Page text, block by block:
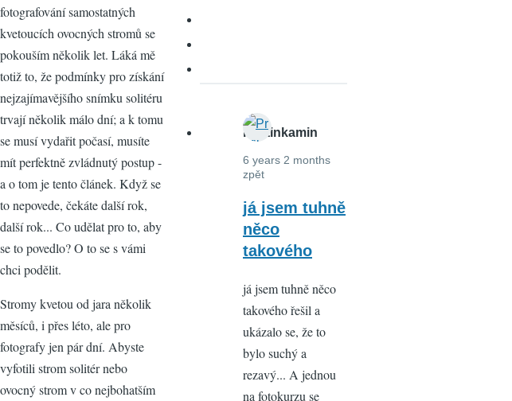
fotografování samostatných
kvetoucích ovocných stromů se
pokouším několik let. Láká mě
totiž to, že podmínky pro získání
nejzajímavějšího snímku solitéru
trvají několik málo dní; a k tomu
se musí vydařit počasí, musíte
mít perfektně zvládnutý postup -
a o tom je tento článek. Když se
to nepovede, čekáte další rok,
další rok... Co udělat pro to, aby
se to povedlo? O to se s vámi
chci podělit.
Stromy kvetou od jara několik
měsíců, i přes léto, ale pro
fotografy jen pár dní. Abyste
vyfotili strom solitér nebo
ovocný strom v co nejbohatším
martinkamin
6 years 2 months
zpět
já jsem tuhně
něco
takového
já jsem tuhně něco
takového řešil a
ukázalo se, že to
bylo suchý a
rezavý... A jednou
na fotokurzu se